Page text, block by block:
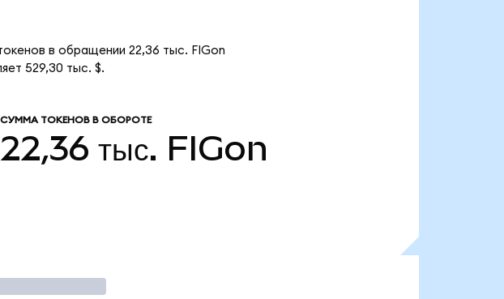
в обращении 22,36 тыс. FIGon
529,30 тыс. $.
СУММА ТОКЕНОВ В ОБОРОТЕ
22,36 тыс. FIGon